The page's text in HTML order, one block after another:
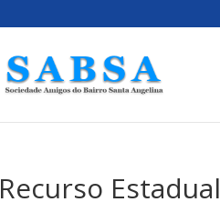
Recurso Estadual